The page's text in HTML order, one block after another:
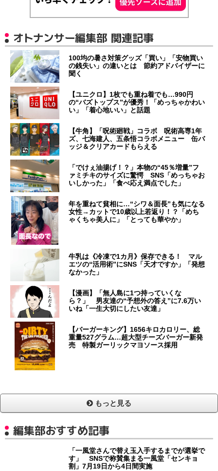
オトナンサー編集部 関連記事
100均の暑さ対策グッズ「買い」「安物買い
の銭失い」の違いとは 節約アドバイザーに
聞く
【ユニクロ】1枚でも重ね着でも…990円
の“バズトップス”が優秀！「めっちゃかわい
い」「着心地いい」と話題
【牛角】「呪術廻戦」コラボ 呪術高専1年
ズ、七海建人、五条悟コラボメニュー 缶バ
ッジ＆クリアカードもらえる
「でけぇ油揚げ！？」本物の“45％増量”フ
ァミチキのサイズに驚愕 SNS「めっちゃお
いしかった」「食べ応え満点でした」
年を重ねて貧相に…“シワ＆面長”も気になる
女性→カットで10歳以上若返り！？「めち
ゃくちゃ美人に」「とっても華やか」
牛乳は《冷凍で1カ月》保存できる！ マル
エツの“活用術”にSNS「天才ですか」「発想
なかった」
【漫画】「無人島に1つ持っていくな
ら？」 男友達の“予想外の答え”に7.6万い
いね「一生大切にしたい友達」
【バーガーキング】1656キロカロリー、総
重量527グラム…超大型チーズバーガー新発
売 特製ガーリックマヨソース採用
もっと見る
編集部おすすめ記事
「一風堂さんで替え玉入手するまでが選挙で
す」 SNSで称賛集まる一風堂「センキョ
割」7月19日から4日間実施